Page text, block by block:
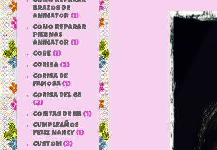
BRAZOS DE
ANIMATOR (1)
COMO REPARAR
PIERNAS
ANIMATOR (1)
CORE (1)
Corisa (2)
CORISA DE
FAMOSA (1)
CORISA DEL 68
(2)
COSITAS DE bb (1)
CUMPLEAÑOS
FELIZ NANCY (1)
CUSTOM (3)